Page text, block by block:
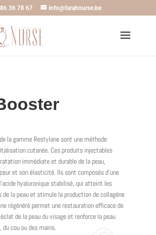
36 78 67 info@farahnurse.be
la gamme Restylane sont une méthode
cutanée. Ces produits injectables
immédiate et durable de la peau,
et son élasticité. Ils sont composés d’une
hyaluronique stabilisé, qui atteint les
de la peau et stimule la production de collagène
régénéré permet une restauration efficace de
de la peau du visage et renforce la peau
cou ou des mains.